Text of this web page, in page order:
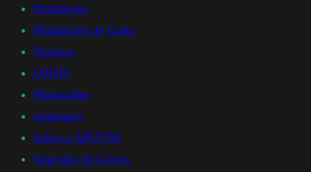
Mutilações
Mutilações de Gado
Noticias
OSNIS
Plasmoides
seminario
Sobre a APOVNI
Sugestão de Livros